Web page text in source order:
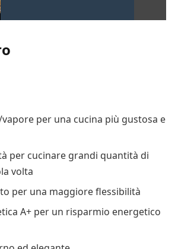
per una cucina più gustosa e
per cucinare grandi quantità di
volta
per una maggiore flessibilità
A+ per un risparmio energetico